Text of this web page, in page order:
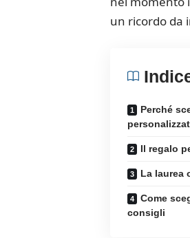
un ricordo da
Perché
Il regalo
La laurea
Come
consigli